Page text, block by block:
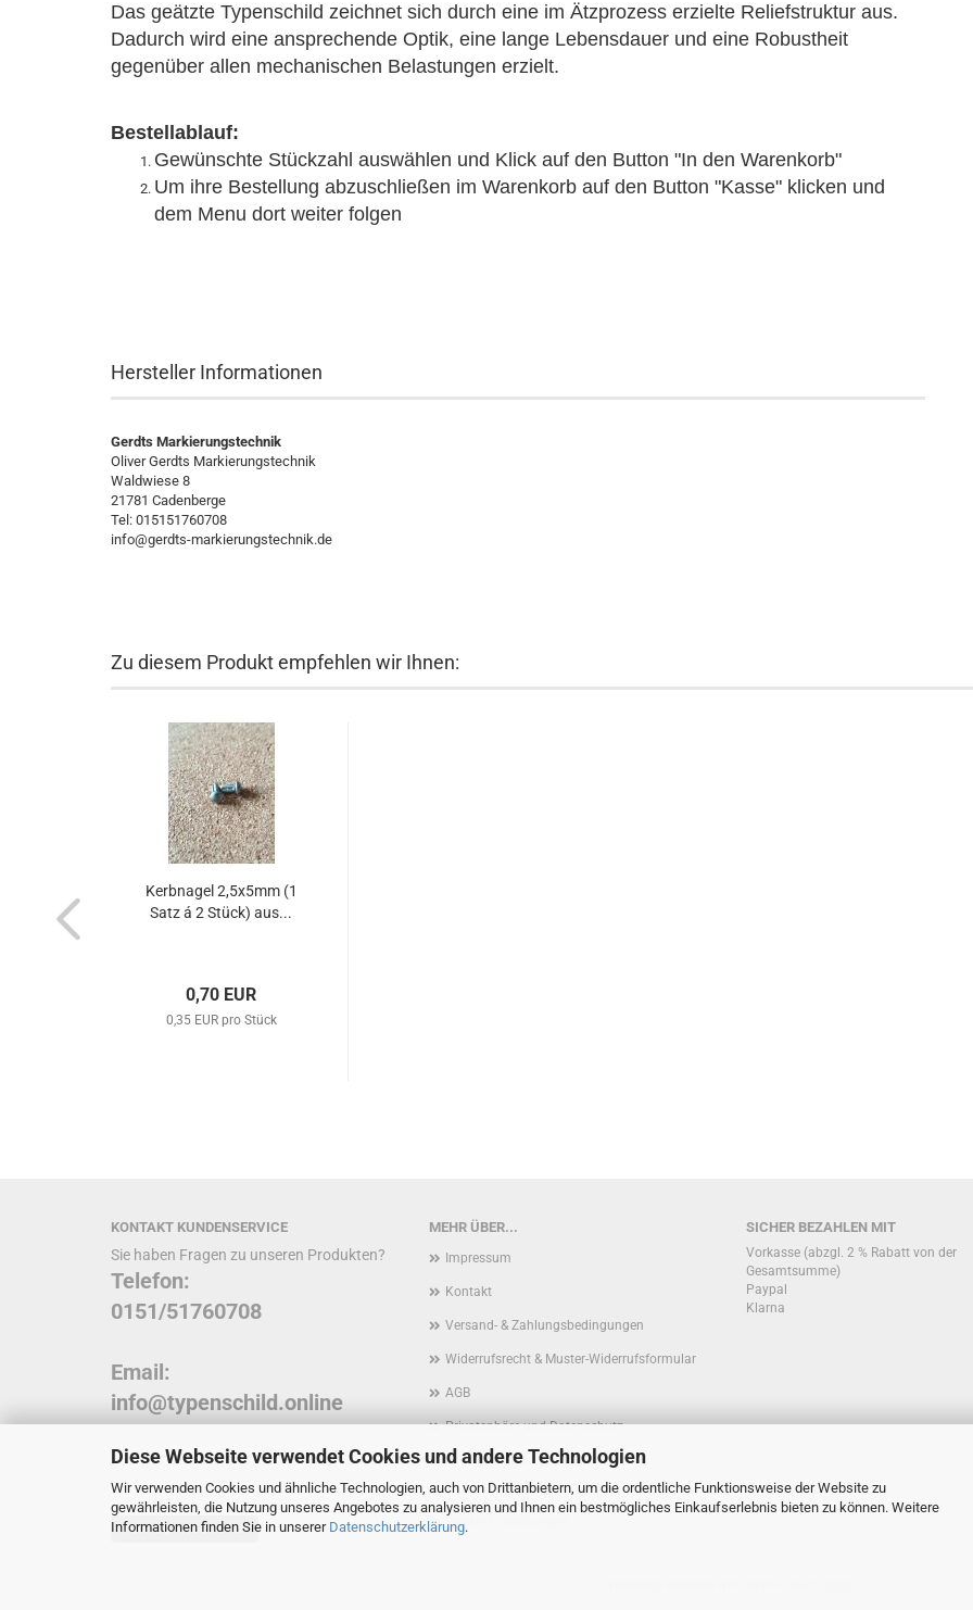
Diese Webseite verwendet Cookies und andere Technologien
Wir verwenden Cookies und ähnliche Technologien, auch von Drittanbietern, um die ordentliche Funktionsweise der Website zu
gewährleisten, die Nutzung unseres Angebotes zu analysieren und Ihnen ein bestmögliches Einkaufserlebnis bieten zu können. Weitere
Informationen finden Sie in unserer Datenschutzerklärung.
Das geätzte Typenschild zeichnet sich durch eine im Ätzprozess erzielte Reliefstruktur aus.
Dadurch wird eine ansprechende Optik, eine lange Lebensdauer und eine Robustheit
gegenüber allen mechanischen Belastungen erzielt.
Bestellablauf:
Gewünschte Stückzahl auswählen und Klick auf den Button "In den Warenkorb"
Um ihre Bestellung abzuschließen im Warenkorb auf den Button "Kasse" klicken und
dem Menu dort weiter folgen
Hersteller Informationen
Gerdts Markierungstechnik
Oliver Gerdts Markierungstechnik
Waldwiese 8
21781 Cadenberge
Tel: 015151760708
info@gerdts-markierungstechnik.de
Zu diesem Produkt empfehlen wir Ihnen:
Kerbnagel 2,5x5mm (1
Satz á 2 Stück) aus...
0,70 EUR
0,35 EUR pro Stück
MEHR ÜBER...
Impressum
Kontakt
Versand- & Zahlungsbedingungen
Widerrufsrecht & Muster-Widerrufsformular
AGB
Privatsphäre und Datenschutz
Informationen zur Echtheit von
Kundenbewertungen
Cookie Einstellungen
SICHER BEZAHLEN MIT
Vorkasse (abzgl. 2 % Rabatt von der
Gesamtsumme)
Paypal
Klarna
KONTAKT KUNDENSERVICE
Sie haben Fragen zu unseren Produkten?
Telefon:
0151/51760708
Email:
info@typenschild.online
Vertrag widerrufen